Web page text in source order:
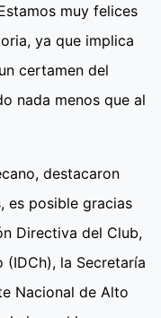
muy felices
ya que implica
certamen del
nada menos que al
destacaron
es posible gracias
Directiva del Club,
la Secretaría
Nacional de Alto